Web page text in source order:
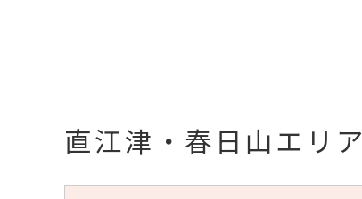
直江津・春日山エリア